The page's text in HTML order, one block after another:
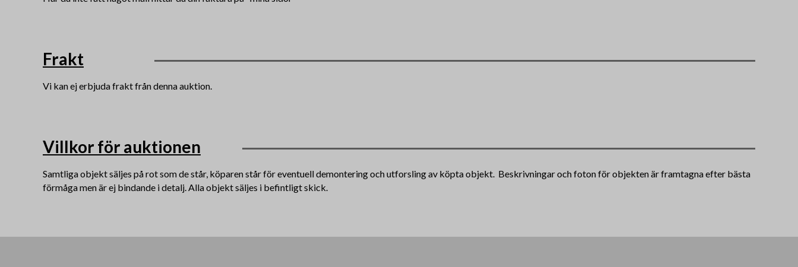
Frakt
Vi kan ej erbjuda frakt från denna auktion.
Villkor för auktionen
Samtliga objekt säljes på rot som de står, köparen står för eventuell demontering och utforsling av köpta objekt. Beskrivningar och foton för objekten är framtagna efter bästa
förmåga men är ej bindande i detalj. Alla objekt säljes i befintligt skick.